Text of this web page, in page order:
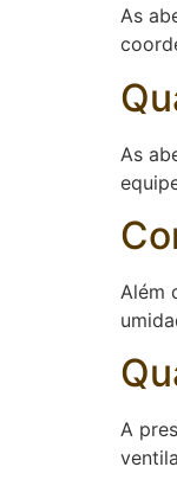
As
As
Além
A